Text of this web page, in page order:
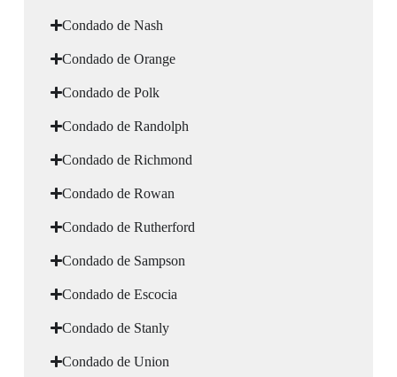
Condado de Nash
Condado de Orange
Condado de Polk
Condado de Randolph
Condado de Richmond
Condado de Rowan
Condado de Rutherford
Condado de Sampson
Condado de Escocia
Condado de Stanly
Condado de Union